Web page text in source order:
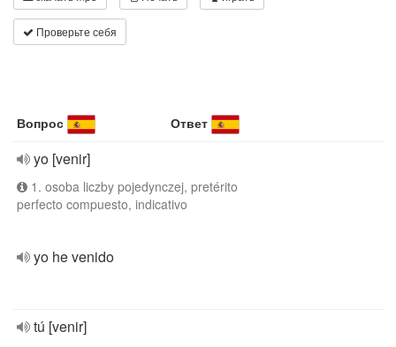
Проверьте себя
Вопрос Ответ
yo [venir]
1. osoba liczby pojedynczej, pretérito
perfecto compuesto, indicativo
yo he venido
tú [venir]